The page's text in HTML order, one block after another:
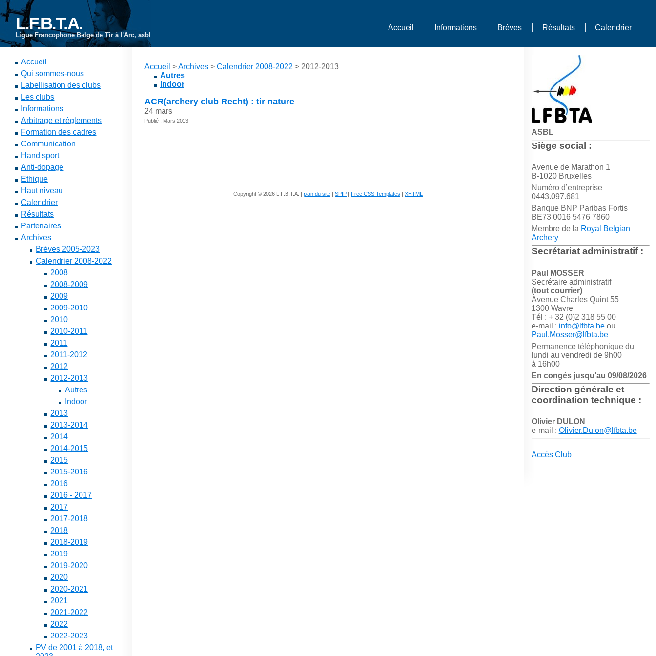
L.F.B.T.A.
Ligue Francophone Belge de Tir à l'Arc, asbl
Accueil Informations Brèves Résultats Calendrier
ASBL
Siège social :
Avenue de Marathon 1
B-1020 Bruxelles
Numéro d’entreprise
0443.097.681
Banque BNP Paribas Fortis
BE73 0016 5476 7860
Membre de la Royal Belgian
Archery
Secrétariat administratif :
Paul MOSSER
Secrétaire administratif
(tout courrier)
Avenue Charles Quint 55
1300 Wavre
Tél : + 32 (0)2 318 55 00
e-mail : info@lfbta.beou
Paul.Mosser@lfbta.be
Permanence téléphonique du
lundi au vendredi de 9h00
à 16h00
En congés jusqu’au 09/08/2026
Direction générale et
coordination technique :
Olivier DULON
e-mail : Olivier.Dulon@lfbta.be
Accès Club
Accueil
Qui sommes-nous
Labellisation des clubs
Les clubs
Informations
Arbitrage et règlements
Formation des cadres
Communication
Handisport
Anti-dopage
Ethique
Haut niveau
Calendrier
Résultats
Partenaires
Archives
Brèves 2005-2023
Calendrier 2008-2022
2008
2008-2009
2009
2009-2010
2010
2010-2011
2011
2011-2012
2012
2012-2013
Autres
Indoor
2013
2013-2014
2014
2014-2015
2015
2015-2016
2016
2016 - 2017
2017
2017-2018
2018
2018-2019
2019
2019-2020
2020
2020-2021
2021
2021-2022
2022
2022-2023
PV de 2001 à 2018, et
Accueil >Archives> Calendrier 2008-2022 > 2012-2013
Autres
Indoor
ACR(archery club Recht) : tir nature
24 mars
Publié : Mars 2013
Copyright © 2026 L.F.B.T.A. | plan du site | SPIP | Free CSS Templates | XHTML